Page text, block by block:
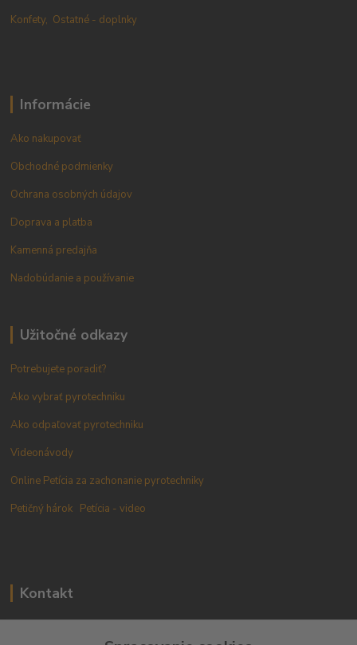
Konfety, Ostatné - doplnky
Informácie
Ako nakupovať
Obchodné podmienky
Ochrana osobných údajov
Doprava a platba
Kamenná predajňa
Nadobúdanie a používanie
Užitočné odkazy
Potrebujete poradiť?
Ako vybrať pyrotechniku
Ako odpaľovať pyrotechniku
Videonávody
Online Petícia za zachonanie pyrotechniky
Petičný hárok Petícia - video
Kontakt